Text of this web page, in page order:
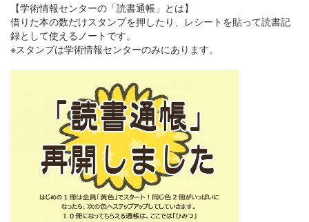
【学術情報センターの「読書通帳」とは】
借りた本の数だけスタンプを押したり、レシートを貼って読書記
録として使えるノートです。
※スタンプは学術情報センターのみにあります。